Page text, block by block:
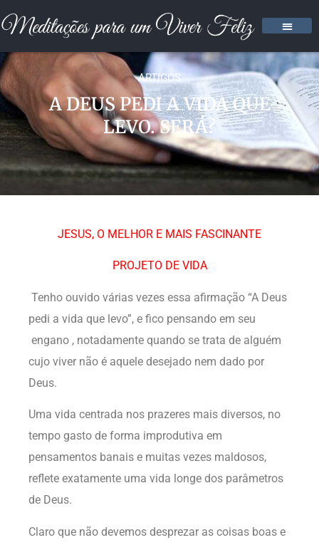
ARTIGOS
A DEUS PEDI A VIDA QUE
LEVO. SERÁ?
JESUS, O MELHOR E MAIS FASCINANTE
PROJETO DE VIDA
Tenho ouvido várias vezes essa afirmação “A Deus
pedi a vida que levo”, e fico pensando em seu
engano , notadamente quando se trata de alguém
cujo viver não é aquele desejado nem dado por
Deus.
Uma vida centrada nos prazeres mais diversos, no
tempo gasto de forma improdutiva em
pensamentos banais e muitas vezes maldosos,
reflete exatamente uma vida longe dos parâmetros
de Deus.
Claro que não devemos desprezar as coisas boas e